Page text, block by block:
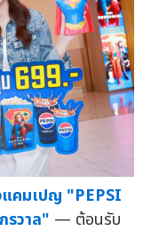
แคมเปญ "PEPSI
รวาล" — ต้อนรับ